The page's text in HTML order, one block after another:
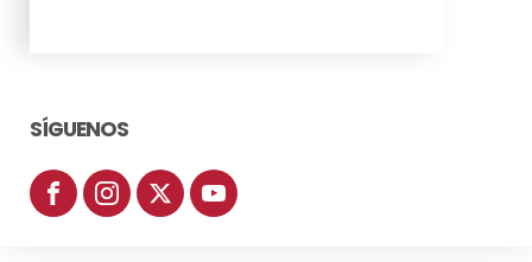
SÍGUENOS